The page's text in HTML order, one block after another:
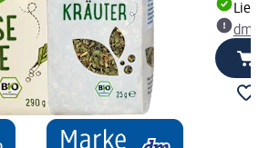
dm